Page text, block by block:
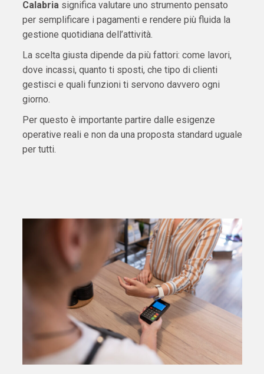
Calabriasignifica valutare uno strumento pensato
per semplificare i pagamenti e rendere più fluida la
gestione quotidiana dell’attività.
La scelta giusta dipende da più fattori: come lavori,
dove incassi, quanto ti sposti, che tipo di clienti
gestisci e quali funzioni ti servono davvero ogni
giorno.
Per questo è importante partire dalle esigenze
operative reali e non da una proposta standard uguale
per tutti.